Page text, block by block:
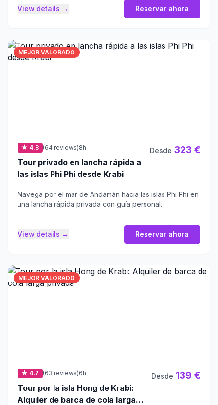
View details → Reservar ahora
MEJOR VALORADO
★ 4.8 (64 reviews)8h
Tour privado en lancha rápida a
las islas Phi Phi desde Krabi
Desde 323 €
Navega por el mar de Andamán hacia las islas Phi Phi en
una lancha rápida privada con guía personal.
View details → Reservar ahora
MEJOR VALORADO
★ 4.7 (63 reviews)6h
Tour por la isla Hong de Krabi:
Alquiler de barca de cola larga
Desde 139 €